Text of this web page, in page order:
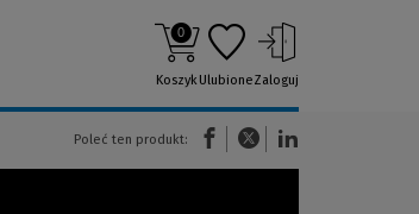
0
KoszykUlubioneZaloguj
Poleć ten produkt:
(Nowe okno)(Link do innej strony)